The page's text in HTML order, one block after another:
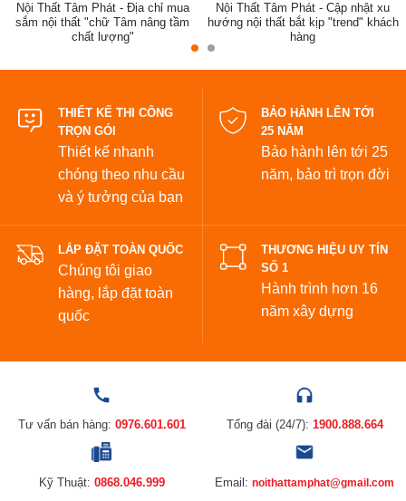
Nội Thất Tâm Phát - Địa chỉ mua
sắm nội thất "chữ Tâm nâng tầm
chất lượng"
Nội Thất Tâm Phát - Cập nhật xu
hướng nội thất bắt kịp "trend" khách
hàng
THIẾT KẾ THI CÔNG
TRỌN GÓI
Thiết kế nhanh
chóng theo nhu cầu
và ý tưởng của bạn
BẢO HÀNH LÊN TỚI
25 NĂM
Bảo hành lên tới 25
năm, bảo trì trọn đời
LẮP ĐẶT TOÀN QUỐC
Chúng tôi giao
hàng, lắp đặt toàn
quốc
THƯƠNG HIỆU UY TÍN
SỐ 1
Hành trình hơn 16
năm xây dựng
Tư vấn bán hàng: 0976.601.601 Tổng đài (24/7): 1900.888.664
Kỹ Thuật: 0868.046.999 Email: noithattamphat@gmail.com